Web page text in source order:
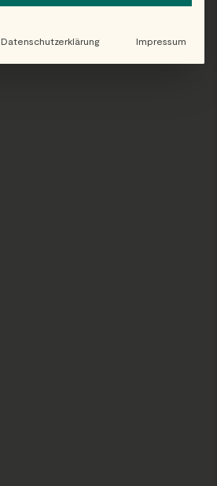
Datenschutzerklärung Impressum